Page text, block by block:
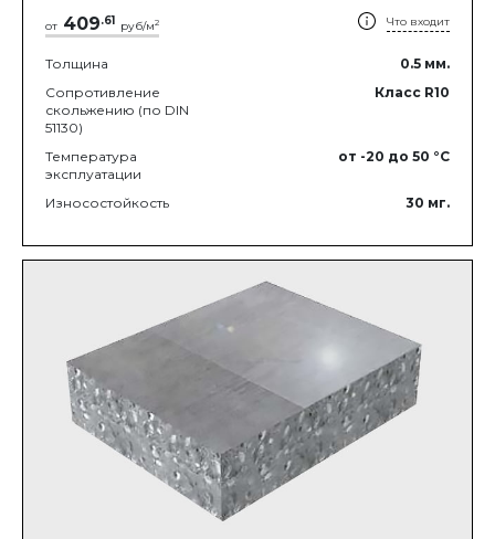
от 409.61 руб/м2 Что входит
Толщина 0.5 мм.
Сопротивление
скольжению (по DIN
51130)
Класс R10
Температура
эксплуатации
от -20 до 50 °C
Износостойкость 30 мг.